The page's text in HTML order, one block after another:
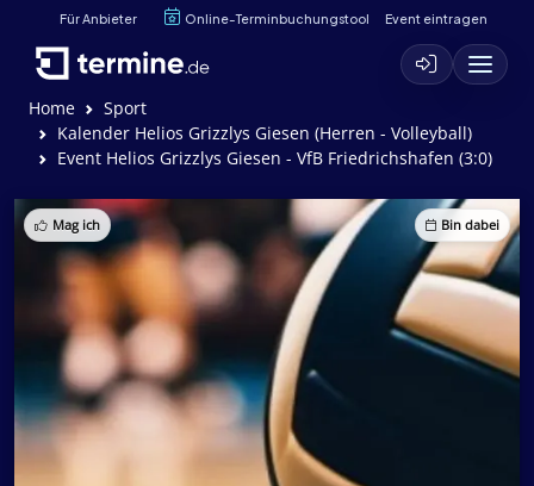
Für Anbieter Online-Terminbuchungstool Event eintragen
Home
Sport
Kalender Helios Grizzlys Giesen (Herren - Volleyball)
Event Helios Grizzlys Giesen - VfB Friedrichshafen (3:0)
Mag ich Bin dabei